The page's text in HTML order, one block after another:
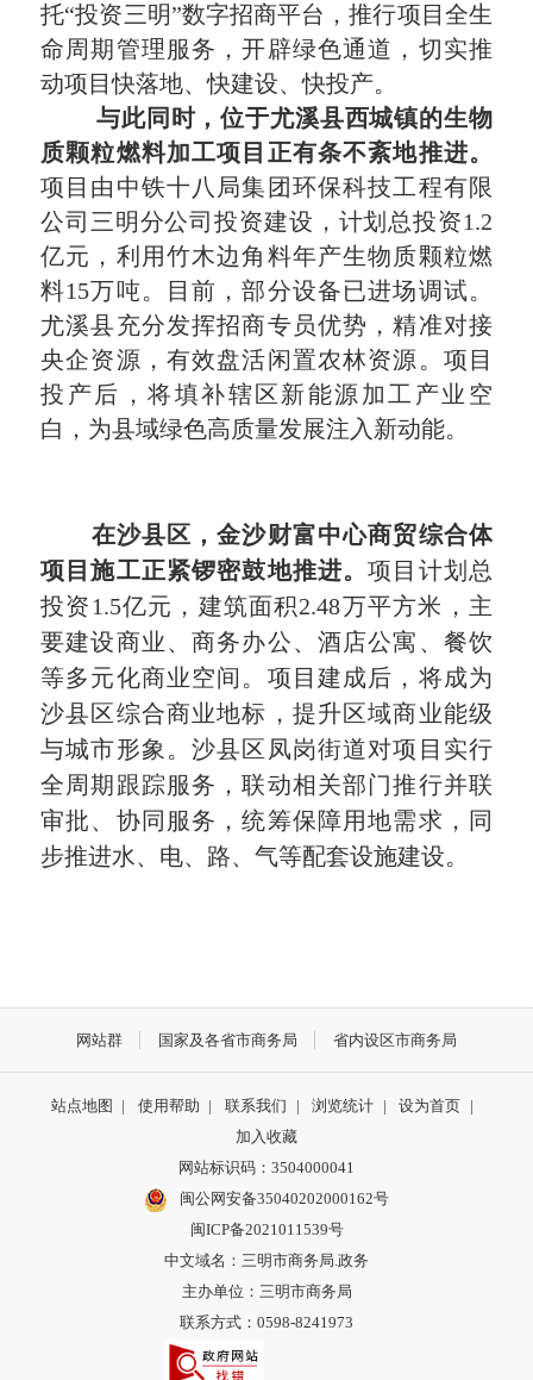
托“投资三明”数字招商平台，推行项目全生
命周期管理服务，开辟绿色通道，切实推
动项目快落地、快建设、快投产。
与此同时，位于尤溪县西城镇的生物
质颗粒燃料加工项目正有条不紊地推进。
项目由中铁十八局集团环保科技工程有限
公司三明分公司投资建设，计划总投资1.2
亿元，利用竹木边角料年产生物质颗粒燃
料15万吨。目前，部分设备已进场调试。
尤溪县充分发挥招商专员优势，精准对接
央企资源，有效盘活闲置农林资源 。项目
投产后，将填补辖区新能源加工产业空
白，为县域绿色高质量发展注入新动能。
在沙县区，金沙财富中心商贸综合体
项目施工正紧锣密鼓地推进。项目计划总
投资1.5亿元，建筑面积2.48万平方米，主
要建设商业、商务办公、酒店公寓、餐饮
等多元化商业空间。项目建成后，将成为
沙县区综合商业地标，提升区域商业能级
与城市形象。沙县区凤岗街道对项目实行
全周期跟踪服务，联动相关部门推行并联
审批、协同服务，统筹保障用地需求，同
步推进水、电、路、气等配套设施建设。
网站群 国家及各省市商务局 省内设区市商务局
站点地图 | 使用帮助 | 联系我们 | 浏览统计 | 设为首页 |
加入收藏
网站标识码：3504000041
闽公网安备35040202000162号
闽ICP备2021011539号
中文域名：三明市商务局.政务
主办单位：三明市商务局
联系方式：0598-8241973